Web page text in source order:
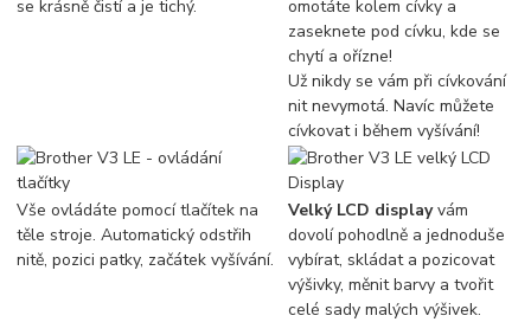
se krásně čistí a je tichý.
omotáte kolem cívky a
zaseknete pod cívku, kde se
chytí a ořízne!
Už nikdy se vám při cívkování
nit nevymotá. Navíc můžete
cívkovat i během vyšívání!
Vše ovládáte pomocí tlačítek na
těle stroje. Automatický odstřih
nitě, pozici patky, začátek vyšívání.
Velký LCD displayvám
dovolí pohodlně a jednoduše
vybírat, skládat a pozicovat
výšivky, měnit barvy a tvořit
celé sady malých výšivek.